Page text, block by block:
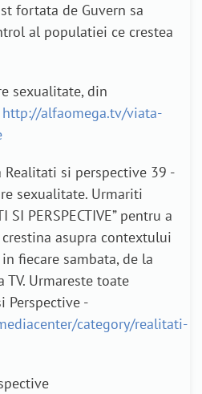
fortata de Guvern sa
al populatiei ce crestea
sexualitate, din
http://alfaomega.tv/viata-
si perspective 39 -
sexualitate. Urmariti
SI PERSPECTIVE” pentru a
asupra contextului
fiecare sambata, de la
TV. Urmareste toate
Perspective -
category/realitati-